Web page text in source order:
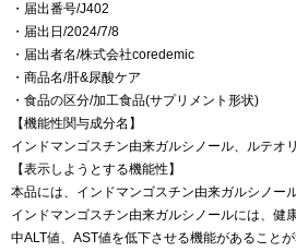
・届出番号/J402
・届出日/2024/7/8
・届出者名/株式会社coredemic
・商品名/肝&尿酸ケア
・食品の区分/加工食品(サプリメント形状)
【機能性関与成分名】
インドマンゴスチン由来ガルシノール、ルテオ
【表示しようとする機能性】
本品には、インドマンゴスチン由来ガルシノー
インドマンゴスチン由来ガルシノールには、健
中ALT値、AST値を低下させる機能があること